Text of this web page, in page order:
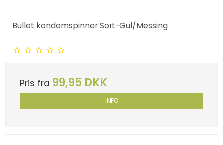
Bullet kondomspinner Sort-Gul/Messing
Pris fra 99,95 DKK
INFO